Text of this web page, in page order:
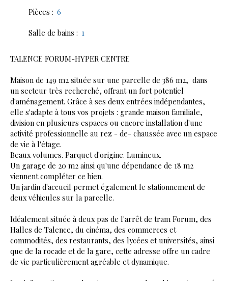
Pièces : 6
Salle de bains : 1
TALENCE FORUM-HYPER CENTRE
Maison de 149 m2 située sur une parcelle de 386 m2, dans
un secteur très recherché, offrant un fort potentiel
d'aménagement. Grâce à ses deux entrées indépendantes,
elle s'adapte à tous vos projets : grande maison familiale,
division en plusieurs espaces ou encore installation d'une
activité professionnelle au rez - de- chaussée avec un espace
de vie à l'étage.
Beaux volumes. Parquet d'origine. Lumineux.
Un garage de 20 m2 ainsi qu'une dépendance de 18 m2
viennent compléter ce bien.
Un jardin d'accueil permet également le stationnement de
deux véhicules sur la parcelle.
Idéalement située à deux pas de l'arrêt de tram Forum, des
Halles de Talence, du cinéma, des commerces et
commodités, des restaurants, des lycées et universités, ainsi
que de la rocade et de la gare, cette adresse offre un cadre
de vie particulièrement agréable et dynamique.